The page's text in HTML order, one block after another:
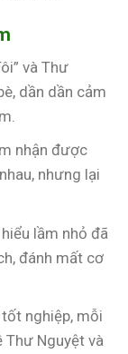
và Thư
dần dần cảm
nhận được
nhưng lại
lầm nhỏ đã
đánh mất cơ
tốt nghiệp, mỗi
Thư Nguyệt và